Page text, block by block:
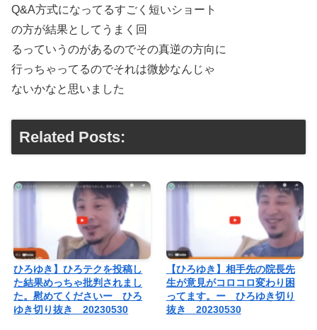
Q&A方式になってるすごく短いショート
の方が結果としてうまく回
るっていうのがあるのでその真逆の方向に
行っちゃってるのでそれは微妙なんじゃ
ないかなと思いました
Related Posts:
ひろゆき】ひろテクを投稿し
た結果めっちゃ批判されまし
た。慰めてくださいー ひろ
ゆき切り抜き 20230530
【ひろゆき】相手先の院長先
生が意見がコロコロ変わり困
ってます。ー ひろゆき切り
抜き 20230530